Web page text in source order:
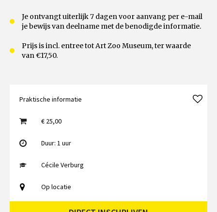
Je ontvangt uiterlijk 7 dagen voor aanvang per e-mail
je bewijs van deelname met de benodigde informatie.
Prijs is incl. entree tot Art Zoo Museum, ter waarde
van €17,50.
Praktische informatie
€ 25,00
Duur: 1 uur
Cécile Verburg
Op locatie